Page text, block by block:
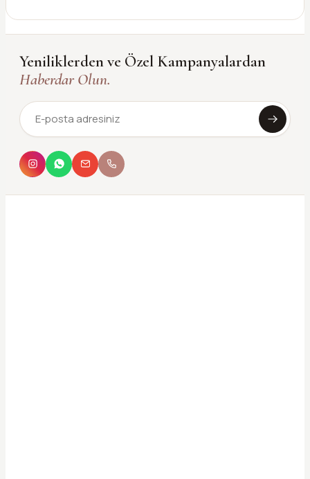
Yeniliklerden ve Özel Kampanyalardan
Haberdar Olun.